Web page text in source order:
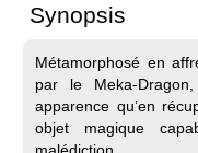
Synopsis
Métamorphosé en
par le Meka-
apparence qu’en
objet magique